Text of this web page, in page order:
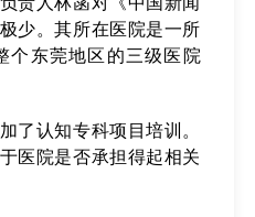
少。其所在医院是一所
个东莞地区的三级医院
了认知专科项目培训。
医院是否承担得起相关